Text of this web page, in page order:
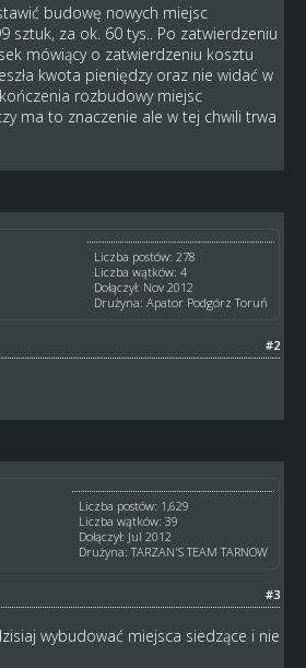
budowę nowych miejsc
sztuk, za ok. 60 tys.. Po zatwierdzeniu
mówiący o zatwierdzeniu kosztu
kwota pieniędzy oraz nie widać w
rozbudowy miejsc
ma to znaczenie ale w tej chwili trwa
Liczba postów: 278
Liczba wątków: 4
Dołączył: Nov 2012
Drużyna: Apator Podgórz Toruń
#2
Liczba postów: 1,629
Liczba wątków: 39
Dołączył: Jul 2012
Drużyna: TARZAN'S TEAM TARNOW
#3
wybudować miejsca siedzące i nie